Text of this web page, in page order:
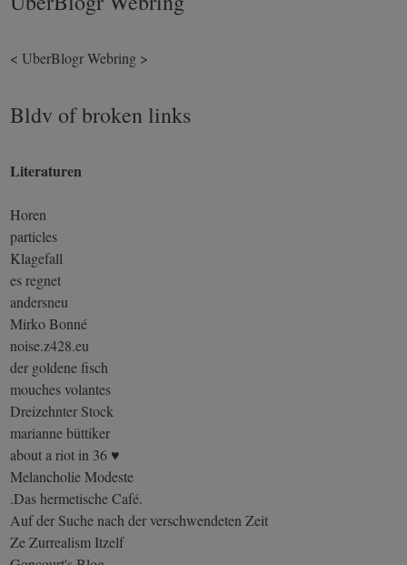
< UberBlogr Webring >
Bldv of broken links
Literaturen
Horen
particles
Klagefall
es regnet
andersneu
Mirko Bonné
noise.z428.eu
der goldene fisch
mouches volantes
Dreizehnter Stock
marianne büttiker
about a riot in 36 ♥
Melancholie Modeste
.Das hermetische Café.
Auf der Suche nach der verschwendeten Zeit
Ze Zurrealism Itzelf